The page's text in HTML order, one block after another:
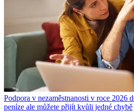
Podpora v nezaměstnanosti v roce 2026
peníze ale můžete přijít kvůli jedné chybě